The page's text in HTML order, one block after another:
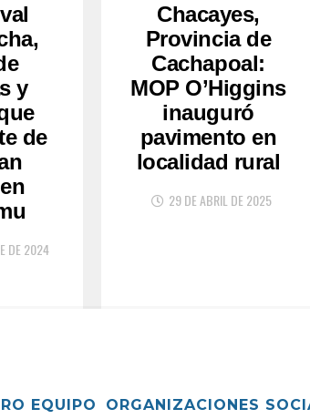
y
de
DE 2024
Chacayes,
Provincia de
Cachapoal:
MOP O’Higgins
inauguró
pavimento en
localidad rural
29 DE ABRIL DE 2025
EQUIPO
ORGANIZACIONES